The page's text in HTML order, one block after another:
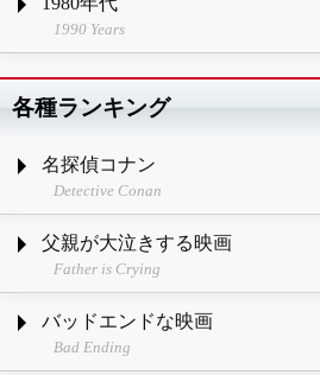
1990 Years
各種ランキング
名探偵コナン
Detective Conan
父親が大泣きする映画
Father is Crying
バッドエンドな映画
Bad Ending